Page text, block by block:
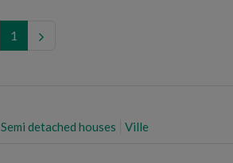
1
Semi detached houses Ville